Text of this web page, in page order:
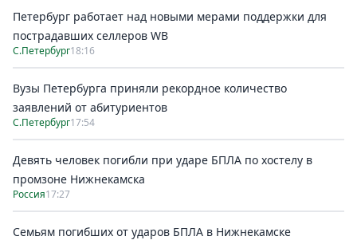
Петербург работает над новыми мерами поддержки для
пострадавших селлеров WB
С.Петербург18:16
Вузы Петербурга приняли рекордное количество
заявлений от абитуриентов
С.Петербург17:54
Девять человек погибли при ударе БПЛА по хостелу в
промзоне Нижнекамска
Россия17:27
Семьям погибших от ударов БПЛА в Нижнекамске